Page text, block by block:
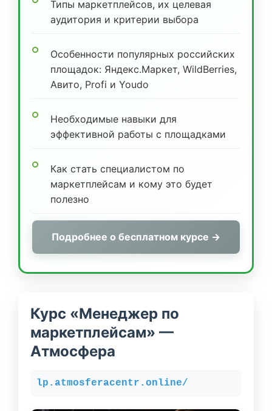
Типы маркетплейсов, их целевая
аудитория и критерии выбора
Особенности популярных российских
площадок: Яндекс.Маркет, WildBerries,
Авито, Profi и Youdo
Необходимые навыки для
эффективной работы с площадками
Как стать специалистом по
маркетплейсам и кому это будет
полезно
Подробнее о бесплатном курсе →
Курс «Менеджер по
маркетплейсам» —
Атмосфера
lp.atmosferacentr.online/